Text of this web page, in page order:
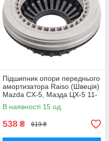
Підшипник опори переднього
амортизатора Raiso (Швеція)
Mazda CX-5, Мазда ЦХ-5 11-
#RC71960 UAEIMEJ17
В наявності 15 од.
538 ₴ 619 ₴